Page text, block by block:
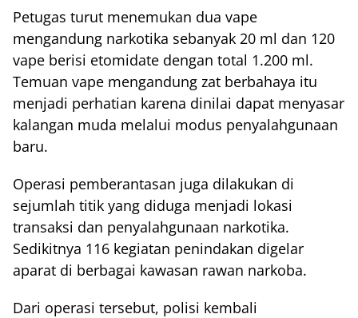
Petugas turut menemukan dua vape
mengandung narkotika sebanyak 20 ml dan 120
vape berisi etomidate dengan total 1.200 ml.
Temuan vape mengandung zat berbahaya itu
menjadi perhatian karena dinilai dapat menyasar
kalangan muda melalui modus penyalahgunaan
baru.
Operasi pemberantasan juga dilakukan di
sejumlah titik yang diduga menjadi lokasi
transaksi dan penyalahgunaan narkotika.
Sedikitnya 116 kegiatan penindakan digelar
aparat di berbagai kawasan rawan narkoba.
Dari operasi tersebut, polisi kembali